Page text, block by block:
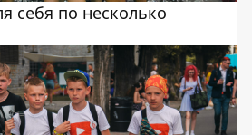
себя по несколько